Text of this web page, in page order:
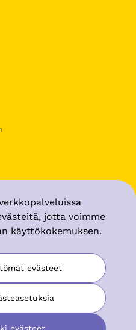
jotta voimme
käyttökokemuksen.
evästeet